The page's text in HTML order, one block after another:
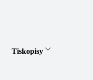
Tiskopisy